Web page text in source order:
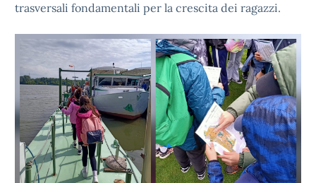
trasversali fondamentali per la crescita dei ragazzi.